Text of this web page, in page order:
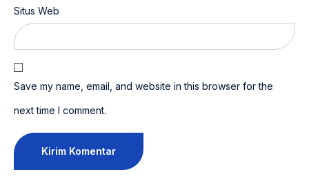
Situs Web
Save my name, email, and website in this browser for the
next time I comment.